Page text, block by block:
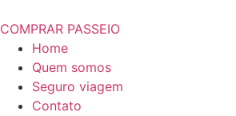
COMPRAR PASSEIO
Home
Quem somos
Seguro viagem
Contato